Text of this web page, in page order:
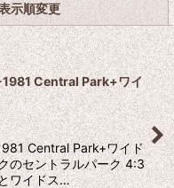
示順変更 閉じる
Central Park+ワイ
Central Park+ワイド
のセントラルパーク 4:3
ワイドス…